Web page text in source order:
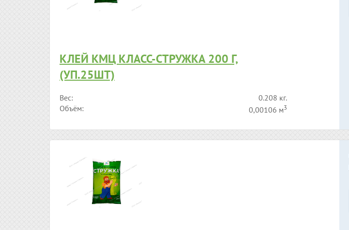
КЛЕЙ КМЦ КЛАСС-СТРУЖКА 200 Г,
(УП.25ШТ)
Вес:
0.208 кг.
Объём:
0,00106 м3